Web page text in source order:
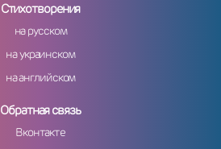
Стихотворения
на русском
на украинском
на английском
Обратная связь
Вконтакте